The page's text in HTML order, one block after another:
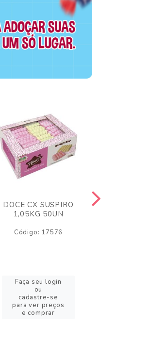
DOCE CX SUSPIRO
1,05KG 50UN
Código: 17576
Faça seu login
ou
cadastre-se
para ver preços
e comprar